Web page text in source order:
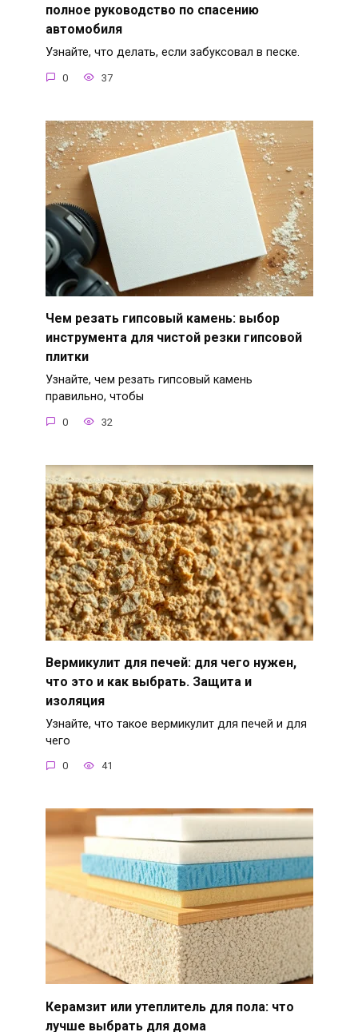
полное руководство по спасению
автомобиля
Узнайте, что делать, если забуксовал в песке.
0 37
Чем резать гипсовый камень: выбор
инструмента для чистой резки гипсовой
плитки
Узнайте, чем резать гипсовый камень
правильно, чтобы
0 32
Вермикулит для печей: для чего нужен,
что это и как выбрать. Защита и
изоляция
Узнайте, что такое вермикулит для печей и для
чего
0 41
Керамзит или утеплитель для пола: что
лучше выбрать для дома